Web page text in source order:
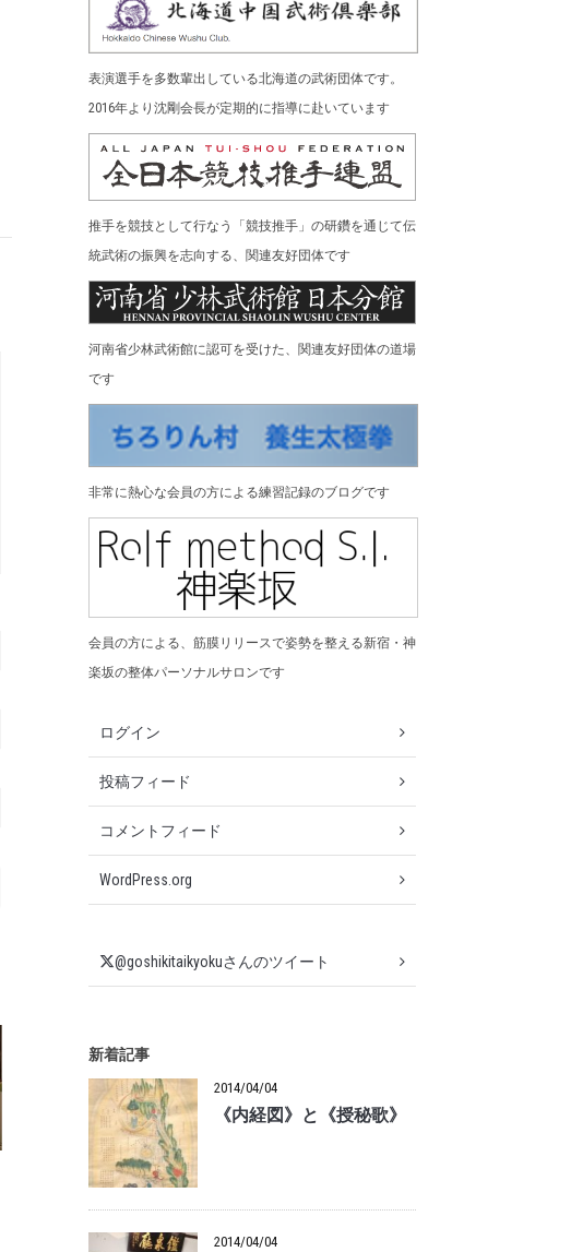
表演選手を多数輩出している北海道の武術団体です。
2016年より沈剛会長が定期的に指導に赴いています
推手を競技として行なう「競技推手」の研鑽を通じて伝
統武術の振興を志向する、関連友好団体です
河南省少林武術館に認可を受けた、関連友好団体の道場
です
非常に熱心な会員の方による練習記録のブログです
会員の方による、筋膜リリースで姿勢を整える新宿・神
楽坂の整体パーソナルサロンです
ログイン
投稿フィード
コメントフィード
WordPress.org
@goshikitaikyokuさんのツイート
新着記事
2014/04/04
《内経図》と《授秘歌》
2014/04/04